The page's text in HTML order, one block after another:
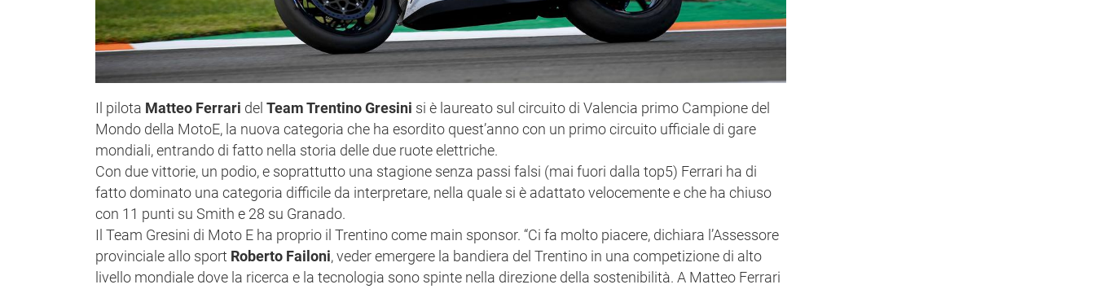
Il pilota Matteo Ferrari del Team Trentino Gresini si è laureato sul circuito di Valencia primo Campione del
Mondo della MotoE, la nuova categoria che ha esordito quest’anno con un primo circuito ufficiale di gare
mondiali, entrando di fatto nella storia delle due ruote elettriche.
Con due vittorie, un podio, e soprattutto una stagione senza passi falsi (mai fuori dalla top5) Ferrari ha di
fatto dominato una categoria difficile da interpretare, nella quale si è adattato velocemente e che ha chiuso
con 11 punti su Smith e 28 su Granado.
Il Team Gresini di Moto E ha proprio il Trentino come main sponsor. “Ci fa molto piacere, dichiara l’Assessore
provinciale allo sport Roberto Failoni, veder emergere la bandiera del Trentino in una competizione di alto
livello mondiale dove la ricerca e la tecnologia sono spinte nella direzione della sostenibilità. A Matteo Ferrari